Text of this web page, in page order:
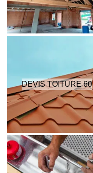
DEVIS TOITURE 60